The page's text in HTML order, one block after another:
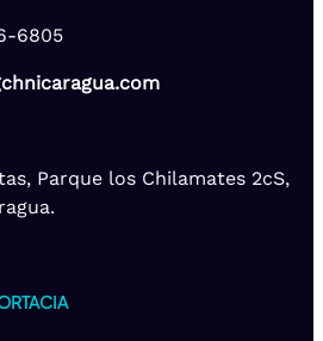
6805
Parque los Chilamates 2cS,